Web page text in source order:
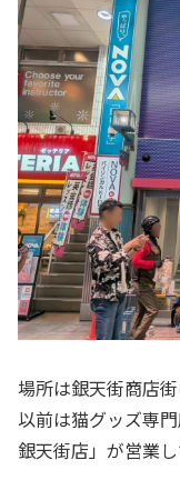
場所は銀天街商店
以前は猫グッズ専
銀天街店」が営業し